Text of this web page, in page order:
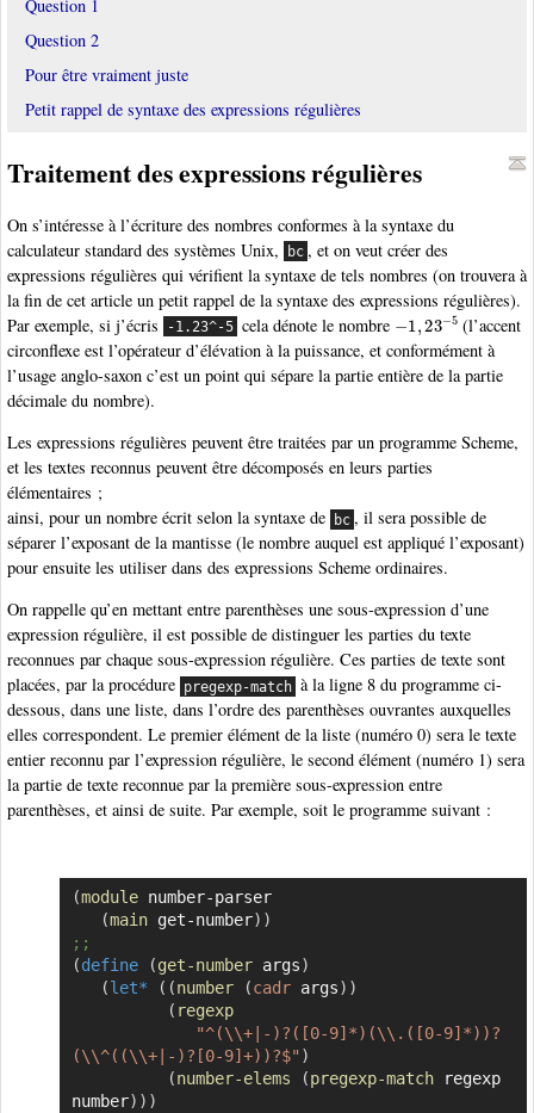
Question 1
Question 2
Pour être vraiment juste
Petit rappel de syntaxe des expressions régulières
Traitement des expressions régulières
On s’intéresse à l’écriture des nombres conformes à la syntaxe du
calculateur standard des systèmes Unix,
bc , et on veut créer des
expressions régulières qui vérifient la syntaxe de tels nombres (on trouvera à
la fin de cet article un petit rappel de la syntaxe des expressions régulières).
Par exemple, si j’écris
-1.23^-5 cela dénote le nombre −1,23−5 (l’accent
circonflexe est l’opérateur d’élévation à la puissance, et conformément à
l’usage anglo-saxon c’est un point qui sépare la partie entière de la partie
décimale du nombre).
Les expressions régulières peuvent être traitées par un programme Scheme,
et les textes reconnus peuvent être décomposés en leurs parties
élémentaires ;
ainsi, pour un nombre écrit selon la syntaxe de
bc , il sera possible de
séparer l’exposant de la mantisse (le nombre auquel est appliqué l’exposant)
pour ensuite les utiliser dans des expressions Scheme ordinaires.
On rappelle qu’en mettant entre parenthèses une sous-expression d’une
expression régulière, il est possible de distinguer les parties du texte
reconnues par chaque sous-expression régulière. Ces parties de texte sont
placées, par la procédure pregexp-match à la ligne 8 du programme ci-
dessous, dans une liste, dans l’ordre des parenthèses ouvrantes auxquelles
elles correspondent. Le premier élément de la liste (numéro 0) sera le texte
entier reconnu par l’expression régulière, le second élément (numéro 1) sera
la partie de texte reconnue par la première sous-expression entre
parenthèses, et ainsi de suite. Par exemple, soit le programme suivant :
(module number-parser
(main get-number) )
;;
(define (get-number args)
(let* ( (number (cadr args) )
( regexp
"^(\\+|-)?([0-9]*)(\\.([0-9]*))?
(\\^((\\+|-)?[0-9]+))?$" )
(number-elems (pregexp-match regexp
number) ) )